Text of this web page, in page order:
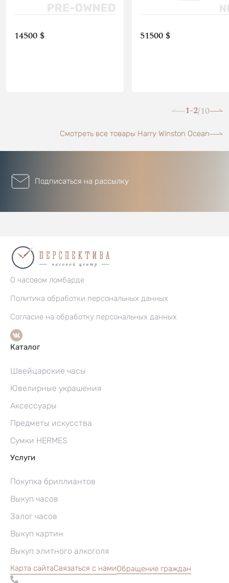
14500 $ 51500 $
1-2/10
Смотреть все товары Harry Winston Ocean
Подписаться на рассылку
О часовом ломбарде
Политика обработки персональных данных
Согласие на обработку персональных данных
Каталог
Швейцарские часы
Ювелирные украшения
Аксессуары
Предметы искусства
Сумки HERMES
Услуги
Покупка бриллиантов
Выкуп часов
Залог часов
Выкуп картин
Выкуп элитного алкоголя
Карта сайтаСвязаться с намиОбращение граждан